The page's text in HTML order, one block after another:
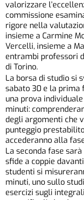
valorizzare
commissione
rigore nella
insieme a Carmine
Vercelli, insieme a
entrambi professori
di Torino.
La borsa di studio si
sabato 30 e la prima
una prova
minuti:
degli argomenti che
punteggio
accederanno alla
La seconda fase
sfide a coppie
studenti si
minuti, uno sullo
esercizi sugli